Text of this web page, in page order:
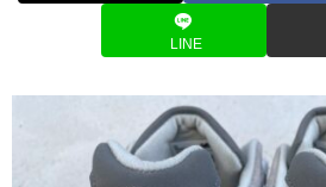
LINE